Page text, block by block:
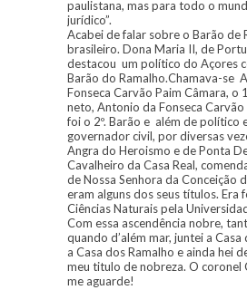
paulistana, mas para todo o
jurídico”.
Acabei de falar sobre o Barão de
brasileiro. Dona Maria II, de
destacou um político do Açores
Barão do Ramalho.Chamava-se
Fonseca Carvão Paim Câmara, o
neto, Antonio da Fonseca Carvão
foi o 2º. Barão e além de político
governador civil, por diversas
Angra do Heroismo e de Ponta
Cavalheiro da Casa Real,
de Nossa Senhora da Conceição
eram alguns dos seus títulos. Era
Ciências Naturais pela
Com essa ascendência nobre,
quando d’além mar, juntei a
a Casa dos Ramalho e ainda hei
meu titulo de nobreza. O coronel
me aguarde!